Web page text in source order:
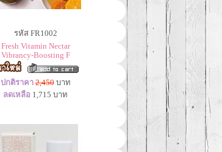
รหัส FR1002
Fresh Vitamin Nectar
Vibrancy-Boosting F
ปกติราคา 2,450บาท
ลดเหลือ 1,715 บาท